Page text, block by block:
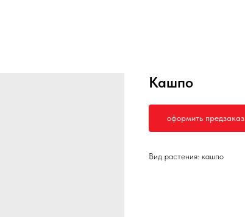
Кашпо
оформить предзаказ
Вид растения: кашпо